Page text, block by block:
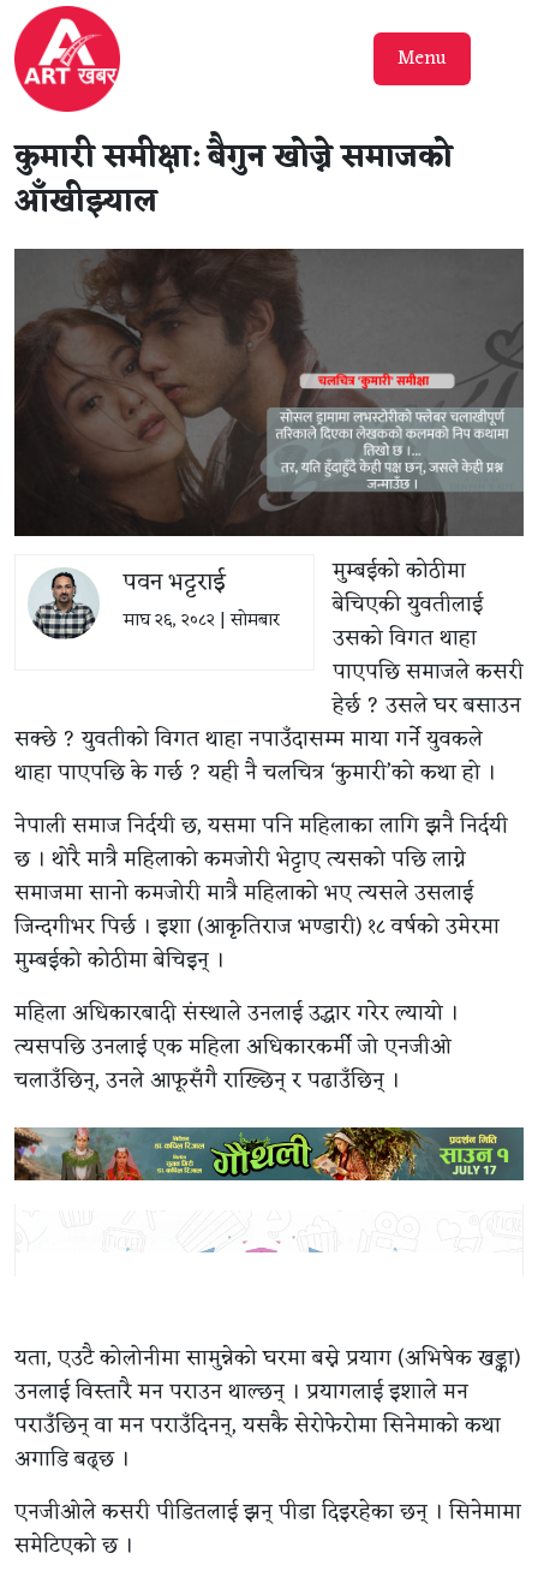
Menu
कुमारी समीक्षा: बैगुन खोज्ने समाजको
आँखीझ्याल
पवन भट्टराई
माघ २६, २०८२ | सोमबार
मुम्बईको कोठीमा
बेचिएकी युवतीलाई
उसको विगत थाहा
पाएपछि समाजले कसरी
हेर्छ ? उसले घर बसाउन
सक्छे ? युवतीको विगत थाहा नपाउँदासम्म माया गर्ने युवकले
थाहा पाएपछि के गर्छ ? यही नै चलचित्र ‘कुमारी’को कथा हो ।
नेपाली समाज निर्दयी छ, यसमा पनि महिलाका लागि झनै निर्दयी
छ । थोरै मात्रै महिलाको कमजोरी भेट्टाए त्यसको पछि लाग्ने
समाजमा सानो कमजोरी मात्रै महिलाको भए त्यसले उसलाई
जिन्दगीभर पिर्छ । इशा (आकृतिराज भण्डारी) १८ वर्षको उमेरमा
मुम्बईको कोठीमा बेचिइन् ।
महिला अधिकारबादी संस्थाले उनलाई उद्धार गरेर ल्यायो ।
त्यसपछि उनलाई एक महिला अधिकारकर्मी जो एनजीओ
चलाउँछिन्, उनले आफूसँगै राख्छिन् र पढाउँछिन् ।
यता, एउटै कोलोनीमा सामुन्नेको घरमा बस्ने प्रयाग (अभिषेक खड्का)
उनलाई विस्तारै मन पराउन थाल्छन् । प्रयागलाई इशाले मन
पराउँछिन् वा मन पराउँदिनन्, यसकै सेरोफेरोमा सिनेमाको कथा
अगाडि बढ्छ ।
एनजीओले कसरी पीडितलाई झन् पीडा दिइरहेका छन् । सिनेमामा
समेटिएको छ ।